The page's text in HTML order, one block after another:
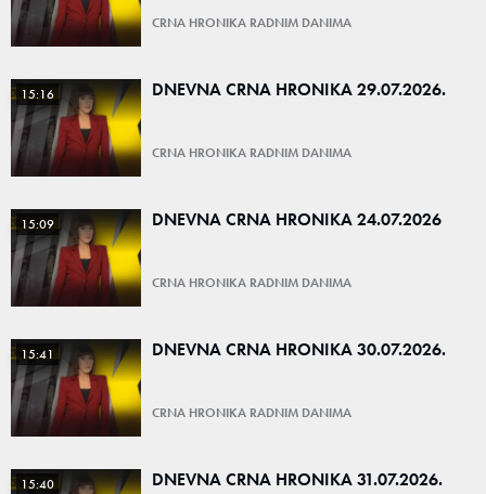
CRNA HRONIKA RADNIM DANIMA
15:16 DNEVNA CRNA HRONIKA 29.07.2026.
CRNA HRONIKA RADNIM DANIMA
15:09 DNEVNA CRNA HRONIKA 24.07.2026
CRNA HRONIKA RADNIM DANIMA
15:41 DNEVNA CRNA HRONIKA 30.07.2026.
CRNA HRONIKA RADNIM DANIMA
15:40 DNEVNA CRNA HRONIKA 31.07.2026.